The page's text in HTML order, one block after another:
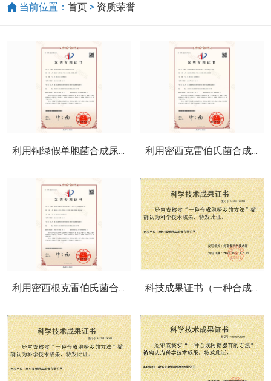
当前位置： 首页 > 资质荣誉
利用铜绿假单胞菌合成尿嘧啶的方法 利用密西克雷伯氏菌合成2-脱氧腺苷的方法
利用密西根克雷伯氏菌合成2-脱氧-2-氨基腺苷的方法 科技成果证书（一种合成胞嘧啶的方法）